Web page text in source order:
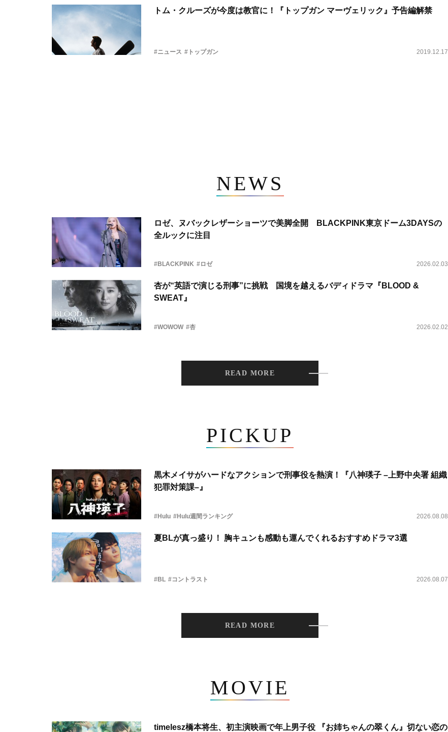
トム・クルーズが今度は教官に！『トップガン マーヴェリック』予告編解禁
#ニュース #トップガン 2019.12.17
NEWS
ロゼ、ヌバックレザーショーツで美脚全開 BLACKPINK東京ドーム3DAYSの
全ルックに注目
#BLACKPINK #ロゼ 2026.02.03
杏が“英語で演じる刑事”に挑戦 国境を越えるバディドラマ『BLOOD &
SWEAT』
#WOWOW #杏 2026.02.02
READ MORE
PICKUP
黒木メイサがハードなアクションで刑事役を熱演！『八神瑛子 –上野中央署 組織
犯罪対策課–』
#Hulu #Hulu週間ランキング 2026.08.08
夏BLが真っ盛り！ 胸キュンも感動も運んでくれるおすすめドラマ3選
#BL #コントラスト 2026.08.07
READ MORE
MOVIE
timelesz橋本将生、初主演映画で年上男子役 『お姉ちゃんの翠くん』切ない恋の